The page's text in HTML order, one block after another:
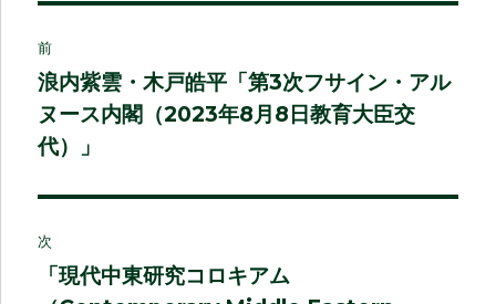
稿
ナ
ビ
ー
前
前
の
投
浪内紫雲・木戸皓平「第3次フサイン・アル
ヌース内閣（2023年8月8日教育大臣交
代）」
次
次「現代中東研究コロキアム